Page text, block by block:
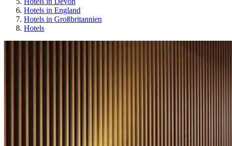
Hotels in England
Hotels in Großbritannien
Hotels